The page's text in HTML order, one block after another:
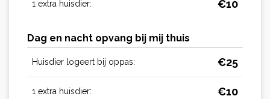
1 extra huisdier: €10
Dag en nacht opvang bij mij thuis
Huisdier logeert bij oppas: €25
1 extra huisdier: €10